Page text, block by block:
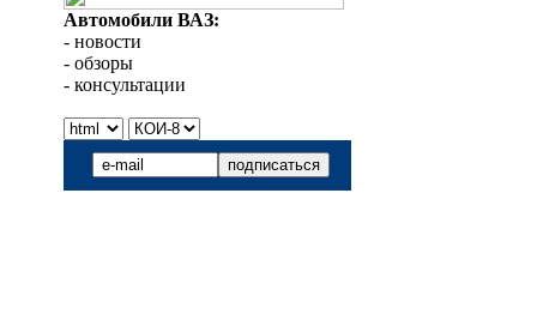
Автомобили ВАЗ:
- новости
- обзоры
- консультации